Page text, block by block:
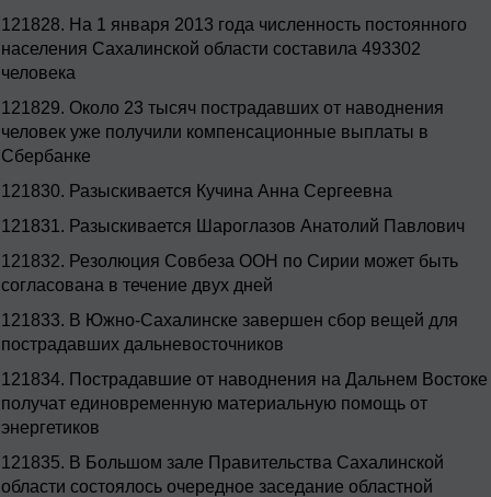
121828. На 1 января 2013 года численность постоянного
населения Сахалинской области составила 493302
человека
121829. Около 23 тысяч пострадавших от наводнения
человек уже получили компенсационные выплаты в
Сбербанке
121830. Разыскивается Кучина Анна Сергеевна
121831. Разыскивается Шароглазов Анатолий Павлович
121832. Резолюция Совбеза ООН по Сирии может быть
согласована в течение двух дней
121833. В Южно-Сахалинске завершен сбор вещей для
пострадавших дальневосточников
121834. Пострадавшие от наводнения на Дальнем Востоке
получат единовременную материальную помощь от
энергетиков
121835. В Большом зале Правительства Сахалинской
области состоялось очередное заседание областной